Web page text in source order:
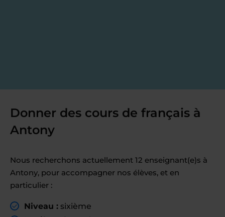
Donner des cours de français à
Antony
Nous recherchons actuellement 12 enseignant(e)s à
Antony, pour accompagner nos élèves, et en
particulier :
Niveau : sixième